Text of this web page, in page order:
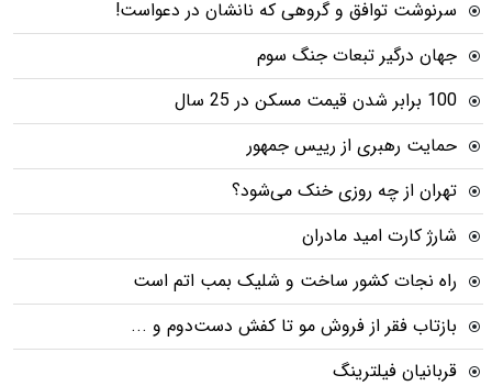
سرنوشت توافق و گروهی که نانشان در دعواست!
جهان درگیر تبعات جنگ سوم
100 برابر شدن قیمت مسکن در 25 سال
حمایت رهبری از رییس جمهور
تهران از چه روزی خنک می‌شود؟
شارژ کارت امید مادران
راه نجات کشور ساخت و شلیک بمب اتم است
بازتاب فقر از فروش مو تا کفش دست‌دوم و ...
قربانیان فیلترینگ